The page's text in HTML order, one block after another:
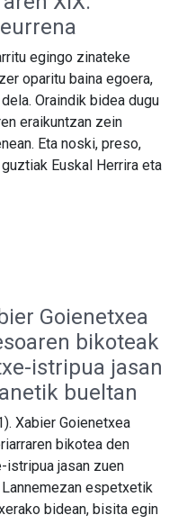
egingo zinateke
oparitu baina egoera,
Oraindik bidea dugu
eraikuntzan zein
Eta noski, preso,
Euskal Herrira eta
Goienetxea
bikoteak
istripua jasan
bueltan
Xabier Goienetxea
bikotea den
istripua jasan zuen
espetxetik
bidean, bisita egin